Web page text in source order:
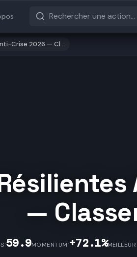
Crise 2026 — Cl…
—
·59.9MOMENTUM·+72.1%